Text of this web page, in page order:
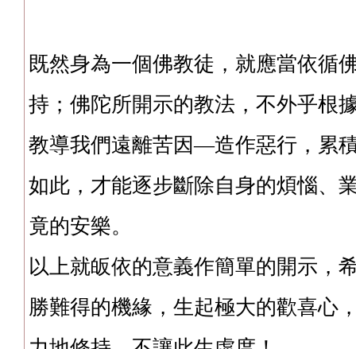
既然身為一個佛教徒，就應當依循
持；佛陀所開示的教法，不外乎根
教導我們遠離苦因—造作惡行，累
如此，才能逐步斷除自身的煩惱、
竟的安樂。
以上就皈依的意義作簡單的開示，
勝難得的機緣，生起極大的歡喜心